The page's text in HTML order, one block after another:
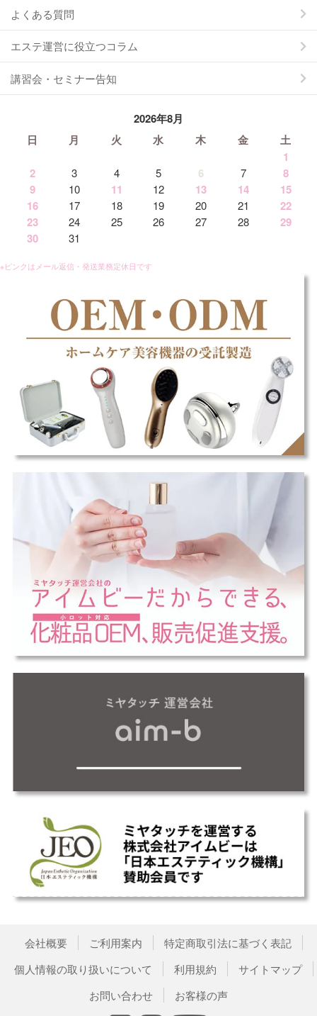
よくある質問
エステ運営に役立つコラム
講習会・セミナー告知
2026年8月
日
月 火 水 木 金
土
1
2
3 4 5 6 7
8
9
10 11 12 13 14
15
16
17 18 19 20 21
22
23
24 25 26 27 28
29
30
31
会社概要 ご利用案内
特定商取引法に基づく表記
個人情報の取り扱いについて
利用規約
サイトマップ
お問い合わせ
お客様の声